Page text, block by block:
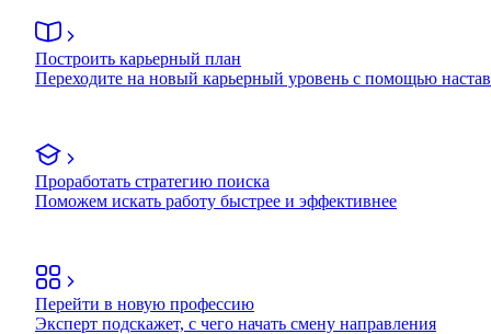
Построить карьерный план
Переходите на новый карьерный уровень с помощью
Проработать стратегию поиска
Поможем искать работу быстрее и эффективнее
Перейти в новую профессию
Эксперт подскажет, с чего начать смену направления